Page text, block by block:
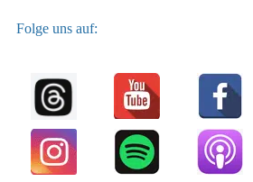
Folge uns auf: